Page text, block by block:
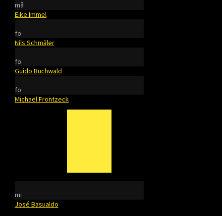
må
Eike Immel
fo
Nils Schmäler
fo
Guido Buchwald
fo
Michael Frontzeck
mi
José Basualdo